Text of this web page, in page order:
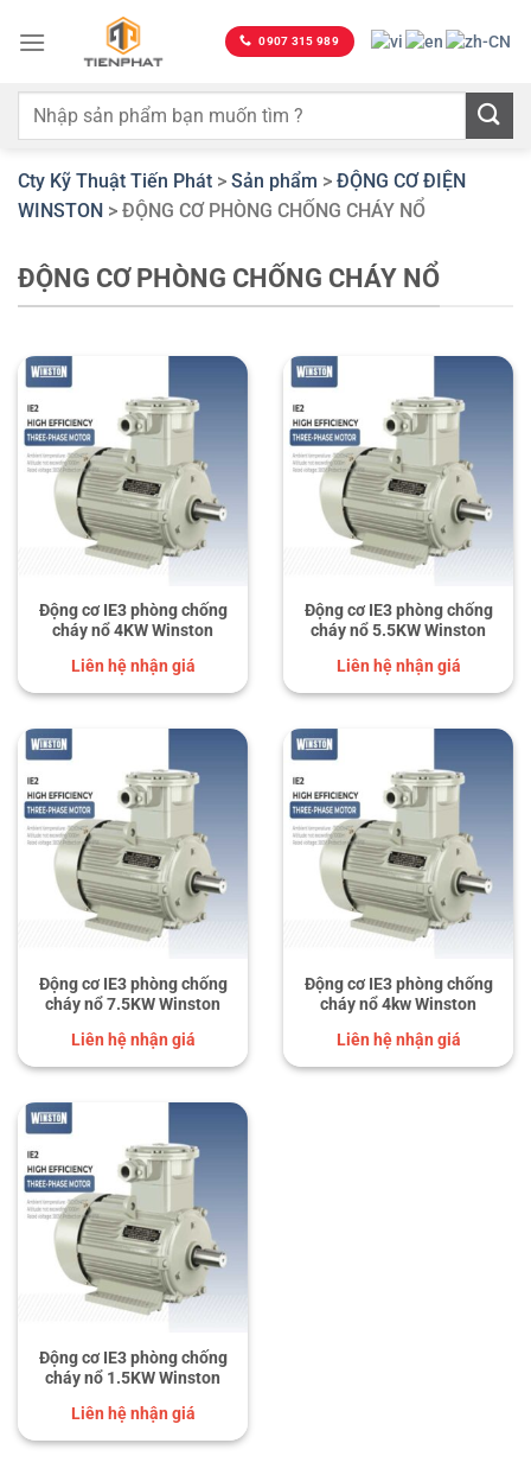
qua
dung
0907 315 989
Cty Kỹ Thuật Tiến Phát > Sản phẩm > ĐỘNG CƠ ĐIỆN
WINSTON > ĐỘNG CƠ PHÒNG CHỐNG CHÁY NỔ
ĐỘNG CƠ PHÒNG CHỐNG CHÁY NỔ
Động cơ IE3 phòng chống
cháy nổ 4KW Winston
Liên hệ nhận giá
Động cơ IE3 phòng chống
cháy nổ 5.5KW Winston
Liên hệ nhận giá
Động cơ IE3 phòng chống
cháy nổ 7.5KW Winston
Liên hệ nhận giá
Động cơ IE3 phòng chống
cháy nổ 4kw Winston
Liên hệ nhận giá
Động cơ IE3 phòng chống
cháy nổ 1.5KW Winston
Liên hệ nhận giá